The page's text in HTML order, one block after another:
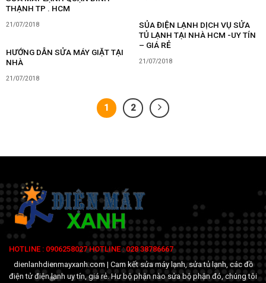
THẠNH TP . HCM
21/07/2018
SỦA ĐIỆN LẠNH DỊCH VỤ SỬA
TỦ LẠNH TẠI NHÀ HCM -UY TÍN
– GIÁ RẺ
21/07/2018
HƯỚNG DẪN SỬA MÁY GIẶT TẠI
NHÀ
21/07/2018
1 2
HOTLINE : 0906258027 HOTLINE : 028 38786667
dienlanhdienmayxanh.com | Cam kết sửa máy lạnh, sửa tủ lạnh, các đồ
điện tử điện lạnh uy tín, giá rẻ. Hư bộ phận nào sửa bộ phận đó, chúng tôi